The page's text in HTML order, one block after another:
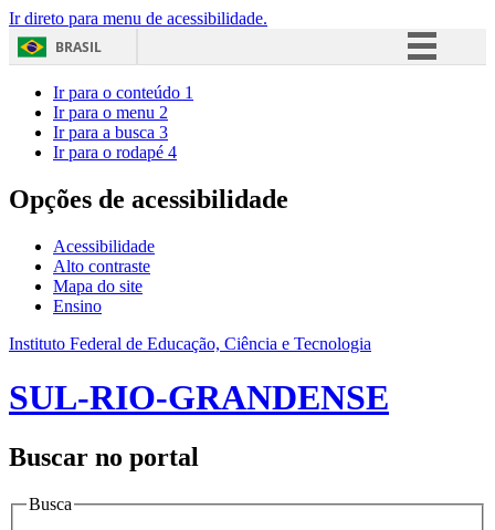
Ir direto para menu de acessibilidade.
BRASIL
Acesso à informação
Ir para o conteúdo 1
Ir para o menu 2
Ir para a busca 3
Ir para o rodapé 4
Opções de acessibilidade
Acessibilidade
Alto contraste
Mapa do site
Ensino
Instituto Federal de Educação, Ciência e Tecnologia
SUL-RIO-GRANDENSE
Buscar no portal
Busca